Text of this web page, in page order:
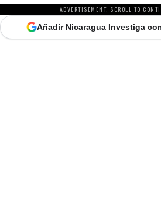
ADVERTISEMENT. SCROLL TO
Añadir Nicaragua Investiga